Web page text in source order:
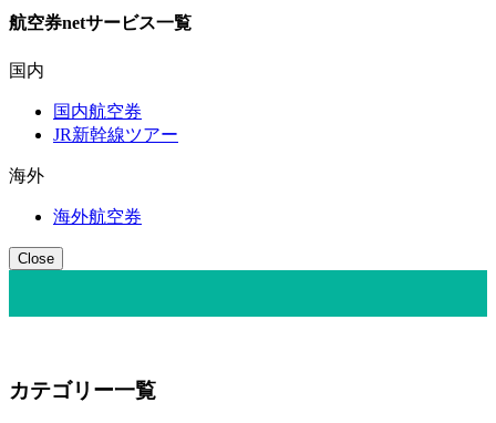
航空券netサービス一覧
国内
国内航空券
JR新幹線ツアー
海外
海外航空券
Close
カテゴリー一覧